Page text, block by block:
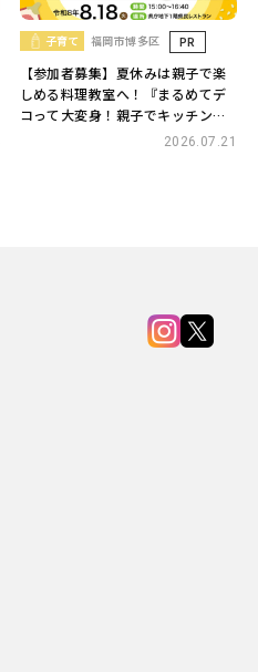
子育て 福岡市博多区 PR
【参加者募集】夏休みは親子で楽
しめる料理教室へ！『まるめてデ
コって大変身！親子でキッチン』
2026.07.21